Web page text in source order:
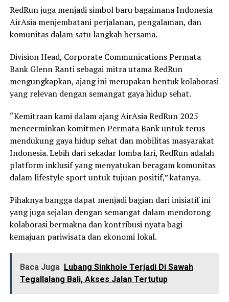
RedRun juga menjadi simbol baru bagaimana Indonesia
AirAsia menjembatani perjalanan, pengalaman, dan
komunitas dalam satu langkah bersama.
Division Head, Corporate Communications Permata
Bank Glenn Ranti sebagai mitra utama RedRun
mengungkapkan, ajang ini merupakan bentuk kolaborasi
yang relevan dengan semangat gaya hidup sehat.
“Kemitraan kami dalam ajang AirAsia RedRun 2025
mencerminkan komitmen Permata Bank untuk terus
mendukung gaya hidup sehat dan mobilitas masyarakat
Indonesia. Lebih dari sekadar lomba lari, RedRun adalah
platform inklusif yang menyatukan beragam komunitas
dalam lifestyle sport untuk tujuan positif,” katanya.
Pihaknya bangga dapat menjadi bagian dari inisiatif ini
yang juga sejalan dengan semangat dalam mendorong
kolaborasi bermakna dan kontribusi nyata bagi
kemajuan pariwisata dan ekonomi lokal.
Baca Juga Lubang Sinkhole Terjadi Di Sawah
Tegallalang Bali, Akses Jalan Tertutup